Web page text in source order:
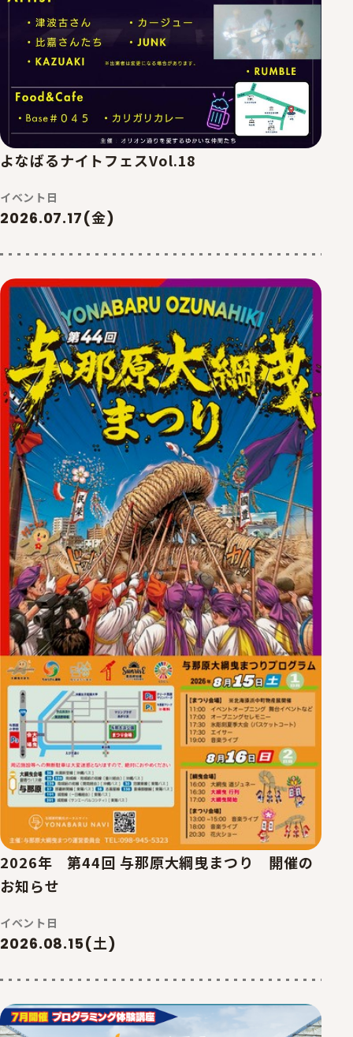
よなばるナイトフェスVol.18
イベント日
2026.07.17(金)
2026年 第44回 与那原大綱曳まつり 開催の
お知らせ
イベント日
2026.08.15(土)